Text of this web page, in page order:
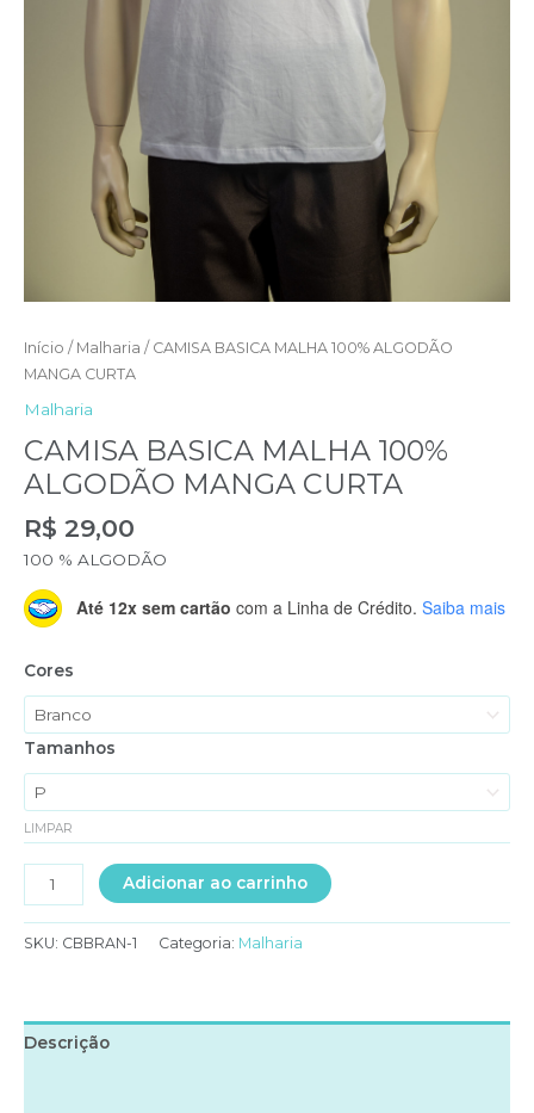
Início / Malharia / CAMISA BASICA MALHA 100% ALGODÃO
MANGA CURTA
Malharia
CAMISA BASICA MALHA 100%
ALGODÃO MANGA CURTA
R$ 29,00
100 % ALGODÃO
Até 12x sem cartão com a Linha de Crédito. Saiba mais
Cores
Tamanhos
LIMPAR
CAMISA
BASICA
MALHA
100%
CURTA
quantidade
Adicionar ao carrinho
SKU: CBBRAN-1 Categoria: Malharia
Descrição